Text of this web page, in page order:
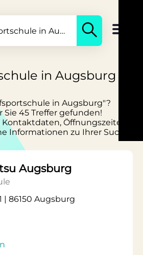
in Augsburg
in Augsburg"?
45 Treffer gefunden!
Öffnungszeiten,
Informationen zu Ihrer Suche.
Augsburg
| 86150 Augsburg